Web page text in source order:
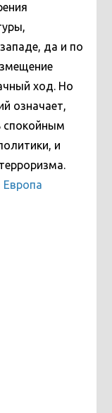
да и по
ход. Но
означает,
спокойным
и